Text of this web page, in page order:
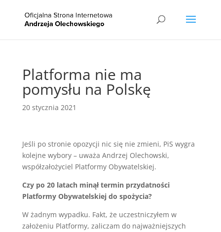
Platforma nie ma
pomysłu na Polskę
20 stycznia 2021
Jeśli po stronie opozycji nic się nie zmieni, PiS wygra
kolejne wybory – uważa Andrzej Olechowski,
współzałożyciel Platformy Obywatelskiej.
Czy po 20 latach minął termin przydatności
Platformy Obywatelskiej do spożycia?
W żadnym wypadku. Fakt, że uczestniczyłem w
założeniu Platformy, zaliczam do najważniejszych